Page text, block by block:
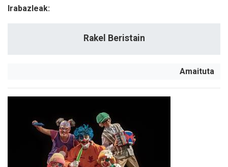
Irabazleak:
Rakel Beristain
Amaituta